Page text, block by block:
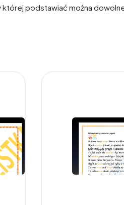
której podstawiać można